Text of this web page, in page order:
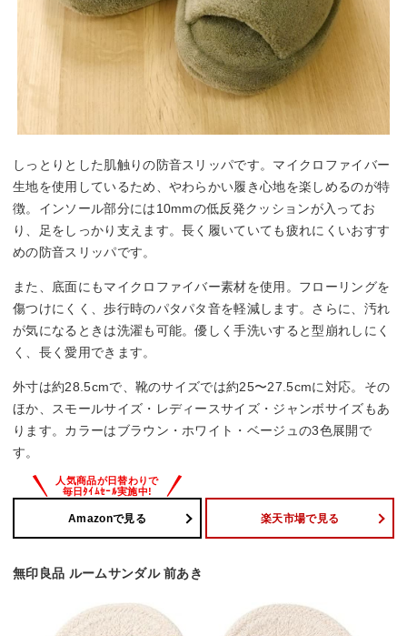
しっとりとした肌触りの防音スリッパです。マイクロファイバー
生地を使用しているため、やわらかい履き心地を楽しめるのが特
徴。インソール部分には10mmの低反発クッションが入ってお
り、足をしっかり支えます。長く履いていても疲れにくいおすす
めの防音スリッパです。
また、底面にもマイクロファイバー素材を使用。フローリングを
傷つけにくく、歩行時のパタパタ音を軽減します。さらに、汚れ
が気になるときは洗濯も可能。優しく手洗いすると型崩れしにく
く、長く愛用できます。
外寸は約28.5cmで、靴のサイズでは約25〜27.5cmに対応。その
ほか、スモールサイズ・レディースサイズ・ジャンボサイズもあ
ります。カラーはブラウン・ホワイト・ベージュの3色展開で
す。
Amazonで見る 楽天市場で見る
無印良品 ルームサンダル 前あき